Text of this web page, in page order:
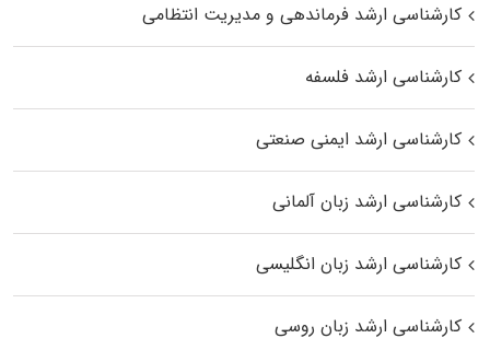
کارشناسی ارشد فرماندهی و مدیریت انتظامی
کارشناسی ارشد فلسفه
کارشناسی ارشد ایمنی صنعتی
کارشناسی ارشد زبان آلمانی
کارشناسی ارشد زبان انگلیسی
کارشناسی ارشد زبان روسی